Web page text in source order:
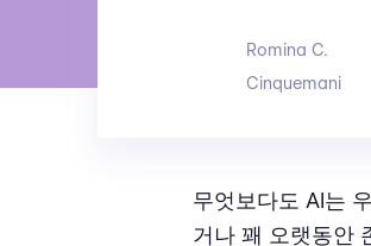
Romina C.
Cinquemani
무엇보다도 AI는
거나 꽤 오랫동안